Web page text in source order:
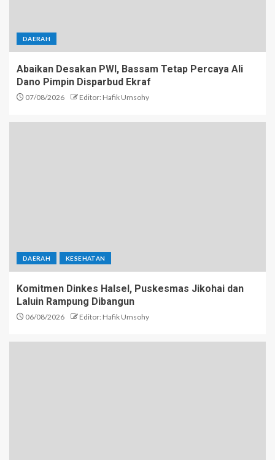
DAERAH
Abaikan Desakan PWI, Bassam Tetap Percaya Ali
Dano Pimpin Disparbud Ekraf
07/08/2026 Editor: Hafik Umsohy
DAERAH KESEHATAN
Komitmen Dinkes Halsel, Puskesmas Jikohai dan
Laluin Rampung Dibangun
06/08/2026 Editor: Hafik Umsohy